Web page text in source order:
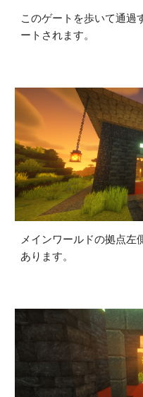
このゲートを歩いて通過
ートされます。
メインワールドの拠点左
あります。